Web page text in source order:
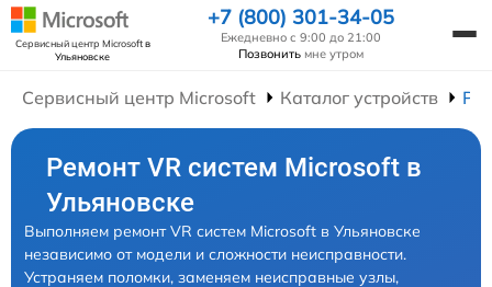
Сервисный центр Microsoftв
Ульяновске
+7 (800) 301-34-05
Ежедневно с 9:00 до 21:00
Позвонить мне утром
Сервисный центр Microsoft Каталог устройств
Ремонт VR систем Microsoft в
Ульяновске
Выполняем ремонт VR систем Microsoft в Ульяновске
независимо от модели и сложности неисправности.
Устраняем поломки, заменяем неисправные узлы,